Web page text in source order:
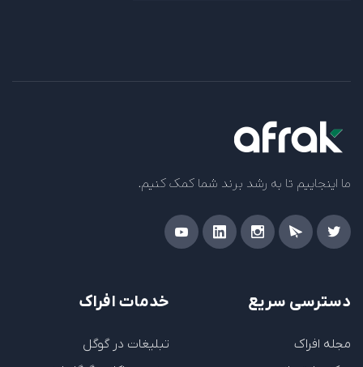
ما اینجاییم تا به رشد برند شما کمک کنیم.
دسترسی سریع
مجله افراک
خدمات افراک
تبلیغات در گوگل